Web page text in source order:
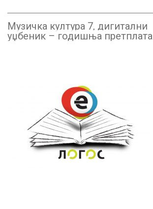
Музичка култура 7, дигитални
уџбеник – годишња претплата